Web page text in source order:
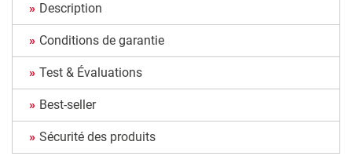
Description
Conditions de garantie
Test & Évaluations
Best-seller
Sécurité des produits